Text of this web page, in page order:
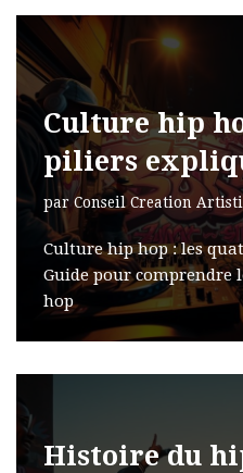
Culture hip
piliers
par Conseil Creation
Culture hip hop : les
Guide pour comprendre
hop
Histoire du